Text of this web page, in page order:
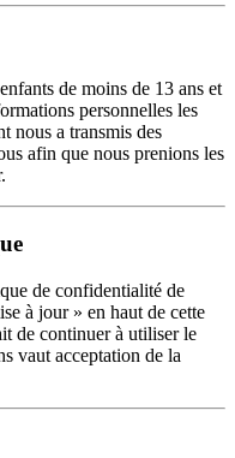
de moins de 13 ans et
personnelles les
nous a transmis des
afin que nous prenions les
de confidentialité de
à jour » en haut de cette
de continuer à utiliser le
vaut acceptation de la